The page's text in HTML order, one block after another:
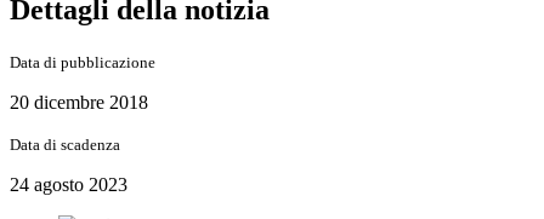
Dettagli della notizia
Data di pubblicazione
20 dicembre 2018
Data di scadenza
24 agosto 2023